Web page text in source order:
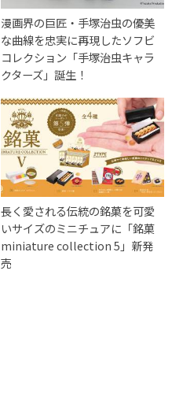
漫画界の巨匠・手塚治虫の優美
な曲線を忠実に再現したソフビ
コレクション「手塚治虫キャラ
クターズ」誕生！
長く愛される伝統の銘菓を可愛
いサイズのミニチュアに「銘菓
miniature collection 5」新発
売